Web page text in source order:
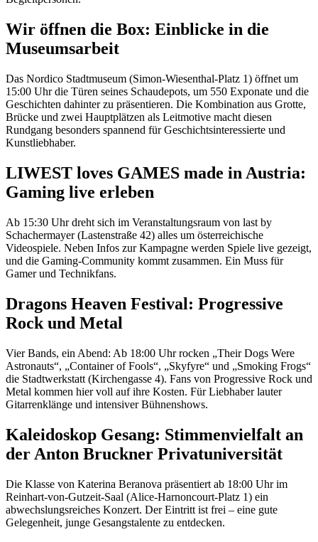
Wir öffnen die Box: Einblicke in die
Museumsarbeit
Das Nordico Stadtmuseum (Simon-Wiesenthal-Platz 1) öffnet um
15:00 Uhr die Türen seines Schaudepots, um 550 Exponate und die
Geschichten dahinter zu präsentieren. Die Kombination aus Grotte,
Brücke und zwei Hauptplätzen als Leitmotive macht diesen
Rundgang besonders spannend für Geschichtsinteressierte und
Kunstliebhaber.
LIWEST loves GAMES made in Austria:
Gaming live erleben
Ab 15:30 Uhr dreht sich im Veranstaltungsraum von last by
Schachermayer (Lastenstraße 42) alles um österreichische
Videospiele. Neben Infos zur Kampagne werden Spiele live gezeigt,
und die Gaming-Community kommt zusammen. Ein Muss für
Gamer und Technikfans.
Dragons Heaven Festival: Progressive
Rock und Metal
Vier Bands, ein Abend: Ab 18:00 Uhr rocken „Their Dogs Were
Astronauts“, „Container of Fools“, „Skyfyre“ und „Smoking Frogs“
die Stadtwerkstatt (Kirchengasse 4). Fans von Progressive Rock und
Metal kommen hier voll auf ihre Kosten. Für Liebhaber lauter
Gitarrenklänge und intensiver Bühnenshows.
Kaleidoskop Gesang: Stimmenvielfalt an
der Anton Bruckner Privatuniversität
Die Klasse von Katerina Beranova präsentiert ab 18:00 Uhr im
Reinhart-von-Gutzeit-Saal (Alice-Harnoncourt-Platz 1) ein
abwechslungsreiches Konzert. Der Eintritt ist frei – eine gute
Gelegenheit, junge Gesangstalente zu entdecken.